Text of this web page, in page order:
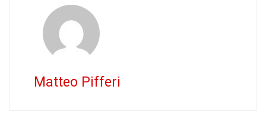
Matteo Pifferi